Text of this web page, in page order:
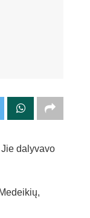
dalyvavo